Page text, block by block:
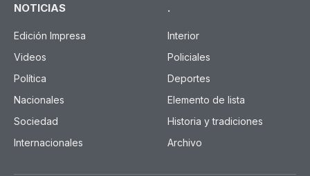
NOTICIAS
Edición Impresa
Videos
Política
Nacionales
Sociedad
Internacionales
.
Interior
Policiales
Deportes
Elemento de lista
Historia y tradiciones
Archivo